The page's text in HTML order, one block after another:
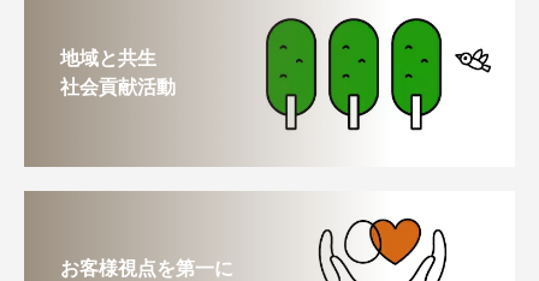
地域と共生
社会貢献活動
お客様視点を第一に